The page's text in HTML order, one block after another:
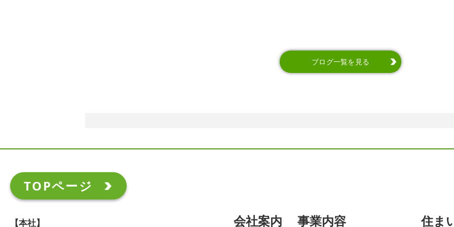
ブログ一覧を見る
TOPページ
【本社】 会社案内 事業内容 住ま